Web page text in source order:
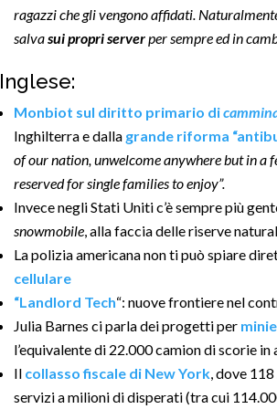
ragazzi che gli vengono affidati.
salvasui propri serverper sempre ed in
Inglese:
Monbiot sul diritto primario di
Inghilterra e dalla grande riforma
of our nation, unwelcome anywhere but in a
reserved for single families to enjoy”.
Invece negli Stati Uniti c’è sempre più
snowmobile, alla faccia delle riserve
La polizia americana non ti può spiare
cellulare
“Landlord Tech“: nuove frontiere nel
Julia Barnes ci parla dei progetti per
l’equivalente di 22.000 camion di scorie in
Il collasso fiscale di New York, dove 118
servizi a milioni di disperati (tra cui